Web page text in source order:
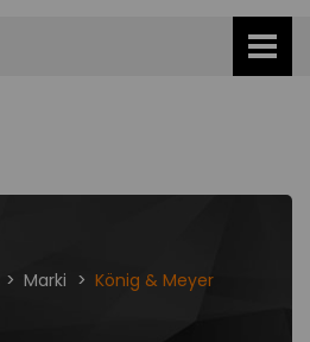
Marki König & Meyer